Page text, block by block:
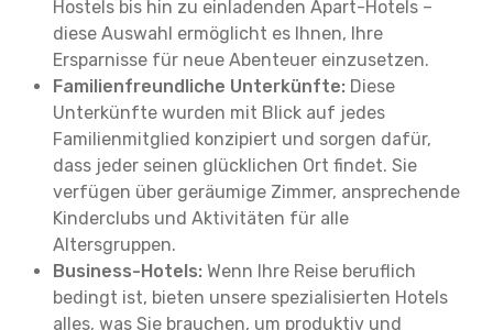
Hostels bis hin zu einladenden Apart-Hotels –
diese Auswahl ermöglicht es Ihnen, Ihre
Ersparnisse für neue Abenteuer einzusetzen.
Familienfreundliche Unterkünfte: Diese
Unterkünfte wurden mit Blick auf jedes
Familienmitglied konzipiert und sorgen dafür,
dass jeder seinen glücklichen Ort findet. Sie
verfügen über geräumige Zimmer, ansprechende
Kinderclubs und Aktivitäten für alle
Altersgruppen.
Business-Hotels: Wenn Ihre Reise beruflich
bedingt ist, bieten unsere spezialisierten Hotels
alles, was Sie brauchen, um produktiv und